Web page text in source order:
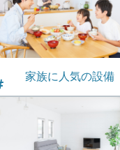
家族に人気の設備